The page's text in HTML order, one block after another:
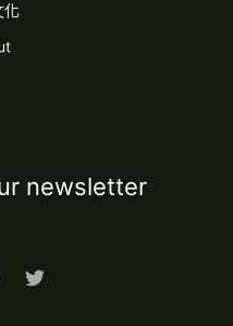
化
newsletter